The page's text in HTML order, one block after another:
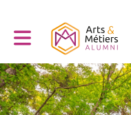
Toggle main navigation